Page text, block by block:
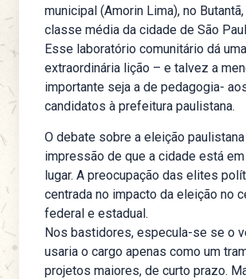
municipal (Amorin Lima), no
classe média da cidade de São
Esse laboratório comunitário dá uma
extraordinária lição – e talvez a
importante seja a de pedagogia-
candidatos à prefeitura paulistana.
O debate sobre a eleição
impressão de que a cidade está
lugar. A preocupação das elites
centrada no impacto da eleição no
federal e estadual.
Nos bastidores, especula-se se o
usaria o cargo apenas como um
projetos maiores, de curto prazo.